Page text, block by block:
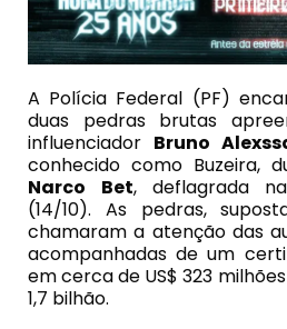
A Polícia Federal (PF)
duas pedras brutas
influenciador Bruno
conhecido como Buzeira,
Narco
Bet, deflagrada
(14/10). As pedras,
chamaram a atenção das
acompanhadas de um
em cerca de US$ 323
1,7 bilhão.